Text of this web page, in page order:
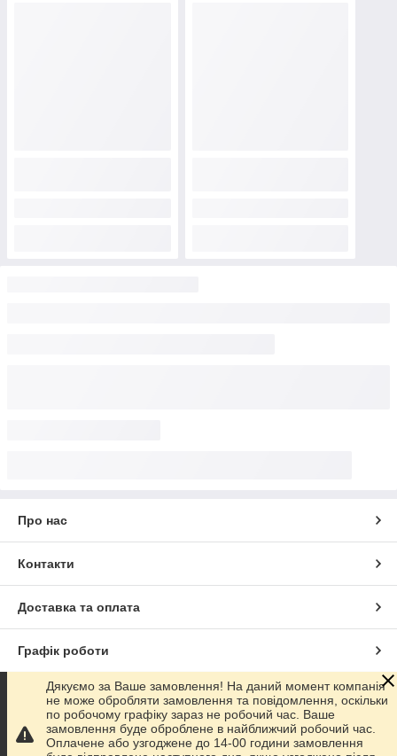
Про нас
Контакти
Доставка та оплата
Графік роботи
Повна версія сайту
Сайт створено на маркетплейсіProm.ua
Дякуємо за Ваше замовлення! На даний момент компанія
не може обробляти замовлення та повідомлення, оскільки
по робочому графіку зараз не робочий час. Ваше
замовлення буде оброблене в найближчий робочий час.
Оплачене або узгоджене до 14-00 години замовлення